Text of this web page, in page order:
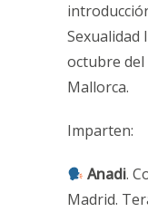
Sexualidad
octubre del
Mallorca.
Imparten:
Anadi.
Madrid.